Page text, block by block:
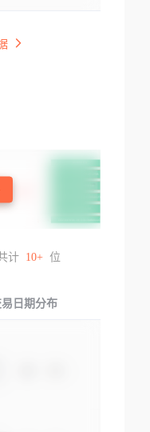
计 10+ 位
易日期分布